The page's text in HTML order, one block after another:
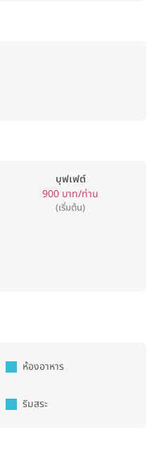
บุฟเฟต์
900 บาท/ท่าน
(เริ่มต้น)
ห้องอาหาร
ริมสระ